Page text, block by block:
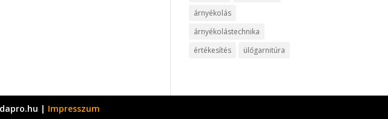
árnyékolás
árnyékolástechnika
értékesítés
ülőgarnitúra
| Impresszum